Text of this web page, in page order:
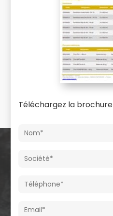
Téléchargez la brochure